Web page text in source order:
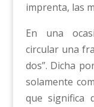
imprenta, las
En una
circular una
dos”. Dicha
solamente
que significa